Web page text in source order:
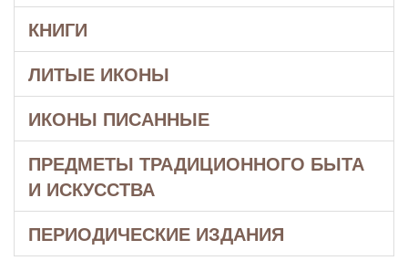
КНИГИ
ЛИТЫЕ ИКОНЫ
ИКОНЫ ПИСАННЫЕ
ПРЕДМЕТЫ ТРАДИЦИОННОГО БЫТА
И ИСКУССТВА
ПЕРИОДИЧЕСКИЕ ИЗДАНИЯ